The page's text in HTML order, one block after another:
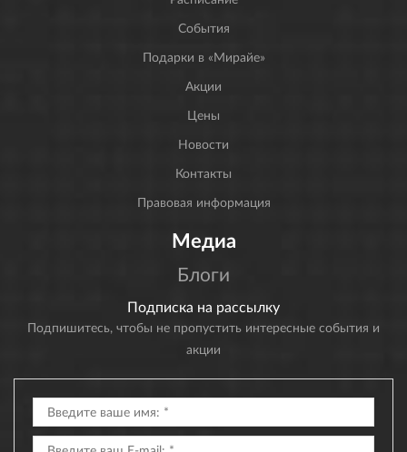
События
Подарки в «Мирайе»
Акции
Цены
Новости
Контакты
Правовая информация
Медиа
Блоги
Подписка на рассылку
Подпишитесь, чтобы не пропустить интересные события и
акции